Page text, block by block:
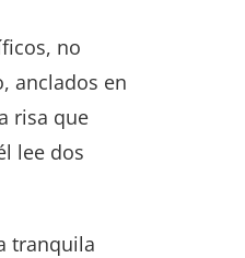
no
anclados en
risa que
lee dos
tranquila